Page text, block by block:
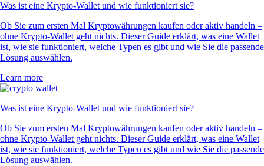
Was ist eine Krypto-Wallet und wie funktioniert sie?
Ob Sie zum ersten Mal Kryptowährungen kaufen oder aktiv handeln –
ohne Krypto-Wallet geht nichts. Dieser Guide erklärt, was eine Wallet
ist, wie sie funktioniert, welche Typen es gibt und wie Sie die passende
Lösung auswählen.
Learn more
Was ist eine Krypto-Wallet und wie funktioniert sie?
Ob Sie zum ersten Mal Kryptowährungen kaufen oder aktiv handeln –
ohne Krypto-Wallet geht nichts. Dieser Guide erklärt, was eine Wallet
ist, wie sie funktioniert, welche Typen es gibt und wie Sie die passende
Lösung auswählen.